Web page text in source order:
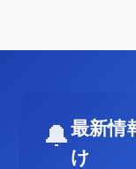
🔔最新情
け